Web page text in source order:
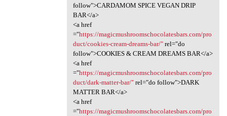
follow">CARDAMOM SPICE VEGAN DRIP
BAR</a>
<a href
="https://magicmushroomschocolatesbars.com/pro
duct/cookies-cream-dreams-bar/"rel="do
follow">COOKIES & CREAM DREAMS BAR</a>
<a href
="https://magicmushroomschocolatesbars.com/pro
duct/dark-matter-bar/"rel="do follow">DARK
MATTER BAR</a>
<a href
="https://magicmushroomschocolatesbars.com/pro